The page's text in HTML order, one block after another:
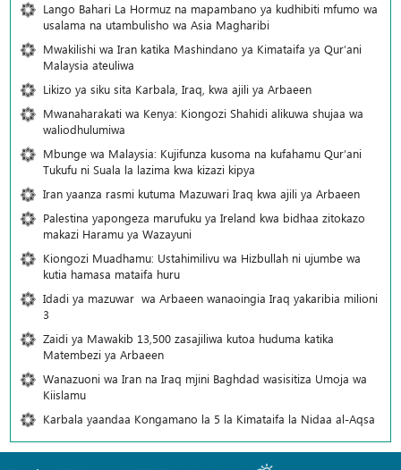
Lango Bahari La Hormuz na mapambano ya kudhibiti mfumo wa
usalama na utambulisho wa Asia Magharibi
Mwakilishi wa Iran katika Mashindano ya Kimataifa ya Qur’ani
Malaysia ateuliwa
Likizo ya siku sita Karbala, Iraq, kwa ajili ya Arbaeen
Mwanaharakati wa Kenya: Kiongozi Shahidi alikuwa shujaa wa
waliodhulumiwa
Mbunge wa Malaysia: Kujifunza kusoma na kufahamu Qur’ani
Tukufu ni Suala la lazima kwa kizazi kipya
Iran yaanza rasmi kutuma Mazuwari Iraq kwa ajili ya Arbaeen
Palestina yapongeza marufuku ya Ireland kwa bidhaa zitokazo
makazi Haramu ya Wazayuni
Kiongozi Muadhamu: Ustahimilivu wa Hizbullah ni ujumbe wa
kutia hamasa mataifa huru
Idadi ya mazuwar wa Arbaeen wanaoingia Iraq yakaribia milioni
3
Zaidi ya Mawakib 13,500 zasajiliwa kutoa huduma katika
Matembezi ya Arbaeen
Wanazuoni wa Iran na Iraq mjini Baghdad wasisitiza Umoja wa
Kiislamu
Karbala yaandaa Kongamano la 5 la Kimataifa la Nidaa al-Aqsa